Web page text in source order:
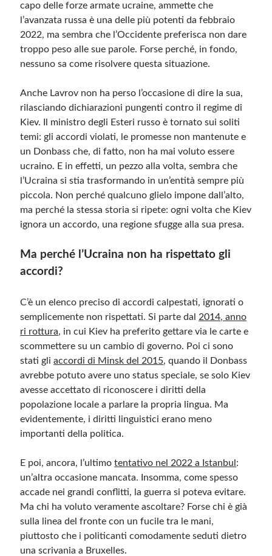
capo delle forze armate ucraine, ammette che
l’avanzata russa è una delle più potenti da febbraio
2022, ma sembra che l’Occidente preferisca non dare
troppo peso alle sue parole. Forse perché, in fondo,
nessuno sa come risolvere questa situazione.
Anche Lavrov non ha perso l’occasione di dire la sua,
rilasciando dichiarazioni pungenti contro il regime di
Kiev. Il ministro degli Esteri russo è tornato sui soliti
temi: gli accordi violati, le promesse non mantenute e
un Donbass che, di fatto, non ha mai voluto essere
ucraino. E in effetti, un pezzo alla volta, sembra che
l’Ucraina si stia trasformando in un’entità sempre più
piccola. Non perché qualcuno glielo impone dall’alto,
ma perché la stessa storia si ripete: ogni volta che Kiev
ignora un accordo, una regione sfugge alla sua presa.
Ma perché l’Ucraina non ha rispettato gli
accordi?
C’è un elenco preciso di accordi calpestati, ignorati o
semplicemente non rispettati. Si parte dal 2014, anno
ri rottura, in cui Kiev ha preferito gettare via le carte e
scommettere su un cambio di governo. Poi ci sono
stati gliaccordi di Minsk del 2015, quando il Donbass
avrebbe potuto avere uno status speciale, se solo Kiev
avesse accettato di riconoscere i diritti della
popolazione locale a parlare la propria lingua. Ma
evidentemente, i diritti linguistici erano meno
importanti della politica.
E poi, ancora, l’ultimotentativo nel 2022 a Istanbul :
un’altra occasione mancata. Insomma, come spesso
accade nei grandi conflitti, la guerra si poteva evitare.
Ma chi ha voluto veramente ascoltare? Forse chi è già
sulla linea del fronte con un fucile tra le mani,
piuttosto che i politicanti comodamente seduti dietro
una scrivania a Bruxelles.